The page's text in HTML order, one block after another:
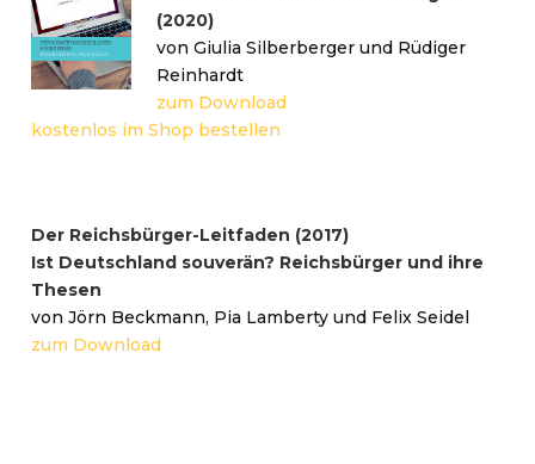
(2020)
von Giulia Silberberger und Rüdiger
Reinhardt
zum Download
kostenlos im Shop bestellen
Der Reichsbürger-Leitfaden (2017)
Ist Deutschland souverän? Reichsbürger und ihre
Thesen
von Jörn Beckmann, Pia Lamberty und Felix Seidel
zum Download